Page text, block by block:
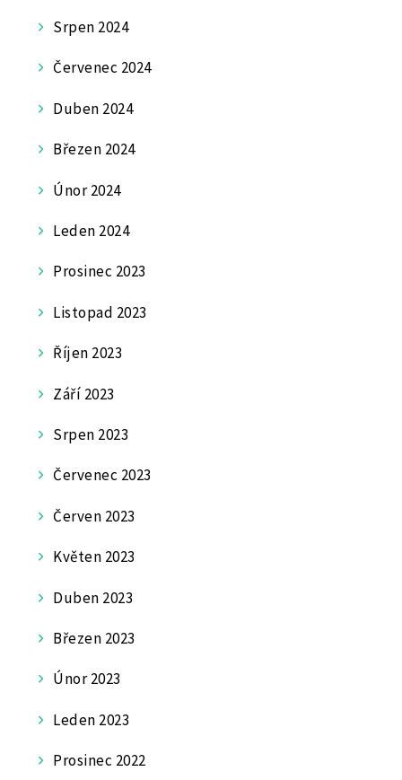
Srpen 2024
Červenec 2024
Duben 2024
Březen 2024
Únor 2024
Leden 2024
Prosinec 2023
Listopad 2023
Říjen 2023
Září 2023
Srpen 2023
Červenec 2023
Červen 2023
Květen 2023
Duben 2023
Březen 2023
Únor 2023
Leden 2023
Prosinec 2022